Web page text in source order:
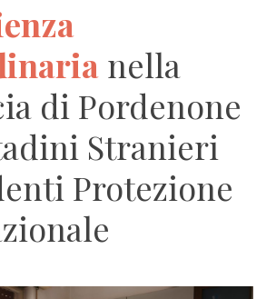
nella
di Pordenone
Stranieri
Protezione